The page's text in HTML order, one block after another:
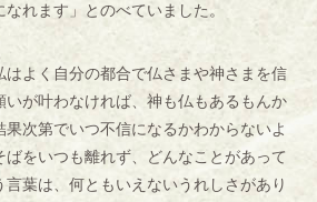
れます」とのべていました。
よく自分の都合で仏さまや神さまを信
いが叶わなければ、神も仏もあるもんか
果次第でいつ不信になるかわからないよ
ばをいつも離れず、どんなことがあって
言葉は、何ともいえないうれしさがあり